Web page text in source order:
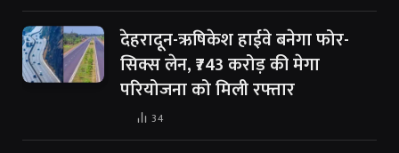
देहरादून-ऋषिकेश हाईवे बनेगा फोर-
सिक्स लेन, ₹743 करोड़ की मेगा
परियोजना को मिली रफ्तार
34